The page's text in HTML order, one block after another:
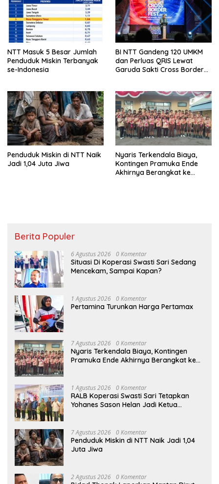
NTT Masuk 5 Besar Jumlah
Penduduk Miskin Terbanyak
se-Indonesia
BI NTT Gandeng 120 UMKM
dan Perluas QRIS Lewat
Garuda Sakti Cross Border
Penduduk Miskin di NTT Naik
Jadi 1,04 Juta Jiwa
Nyaris Terkendala Biaya,
Kontingen Pramuka Ende
Akhirnya Berangkat ke
Berita Populer
6 Agustus 2026 0 Komentar
Situasi Di Koperasi Swasti Sari Sedang
Mencekam, Sampai Kapan?
1 Agustus 2026 0 Komentar
Pertamina Turunkan Harga Pertamax
7 Agustus 2026 0 Komentar
Nyaris Terkendala Biaya, Kontingen
Pramuka Ende Akhirnya Berangkat ke
1 Agustus 2026 0 Komentar
RALB Koperasi Swasti Sari Tetapkan
Yohanes Sason Helan Jadi Ketua
7 Agustus 2026 0 Komentar
Penduduk Miskin di NTT Naik Jadi 1,04
Juta Jiwa
2 Agustus 2026 0 Komentar